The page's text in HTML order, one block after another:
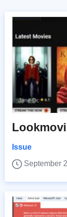
Issue
September